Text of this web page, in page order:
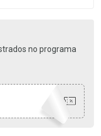
no programa